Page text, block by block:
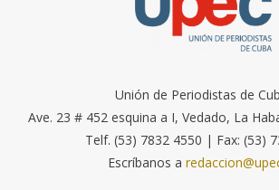
Unión de Periodistas de
Ave. 23 # 452 esquina a I, Vedado, La
Telf. (53) 7832 4550 | Fax: (53)
Escríbanos a